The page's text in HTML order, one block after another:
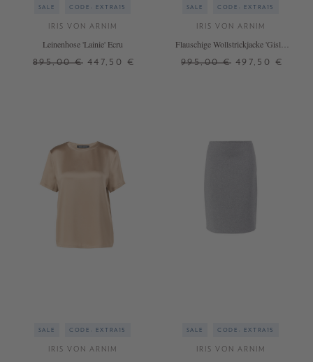
SALE CODE: EXTRA15
IRIS VON ARNIM
Leinenhose 'Lainie' Ecru
895,00 € 447,50 €
SALE CODE: EXTRA15
IRIS VON ARNIM
Flauschige Wollstrickjacke 'Gisla'
995,00 € 497,50 €
SALE CODE: EXTRA15
IRIS VON ARNIM
SALE CODE: EXTRA15
IRIS VON ARNIM